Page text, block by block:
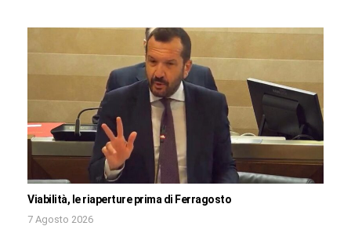
Viabilità, le riaperture prima di Ferragosto
7 Agosto 2026